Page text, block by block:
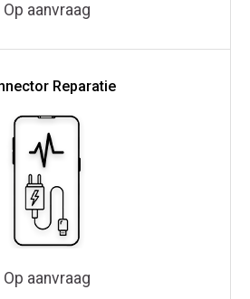
Op aanvraag
Reparatie
Op aanvraag